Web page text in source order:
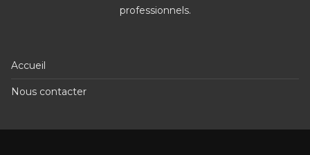
professionnels.
Accueil
Nous contacter